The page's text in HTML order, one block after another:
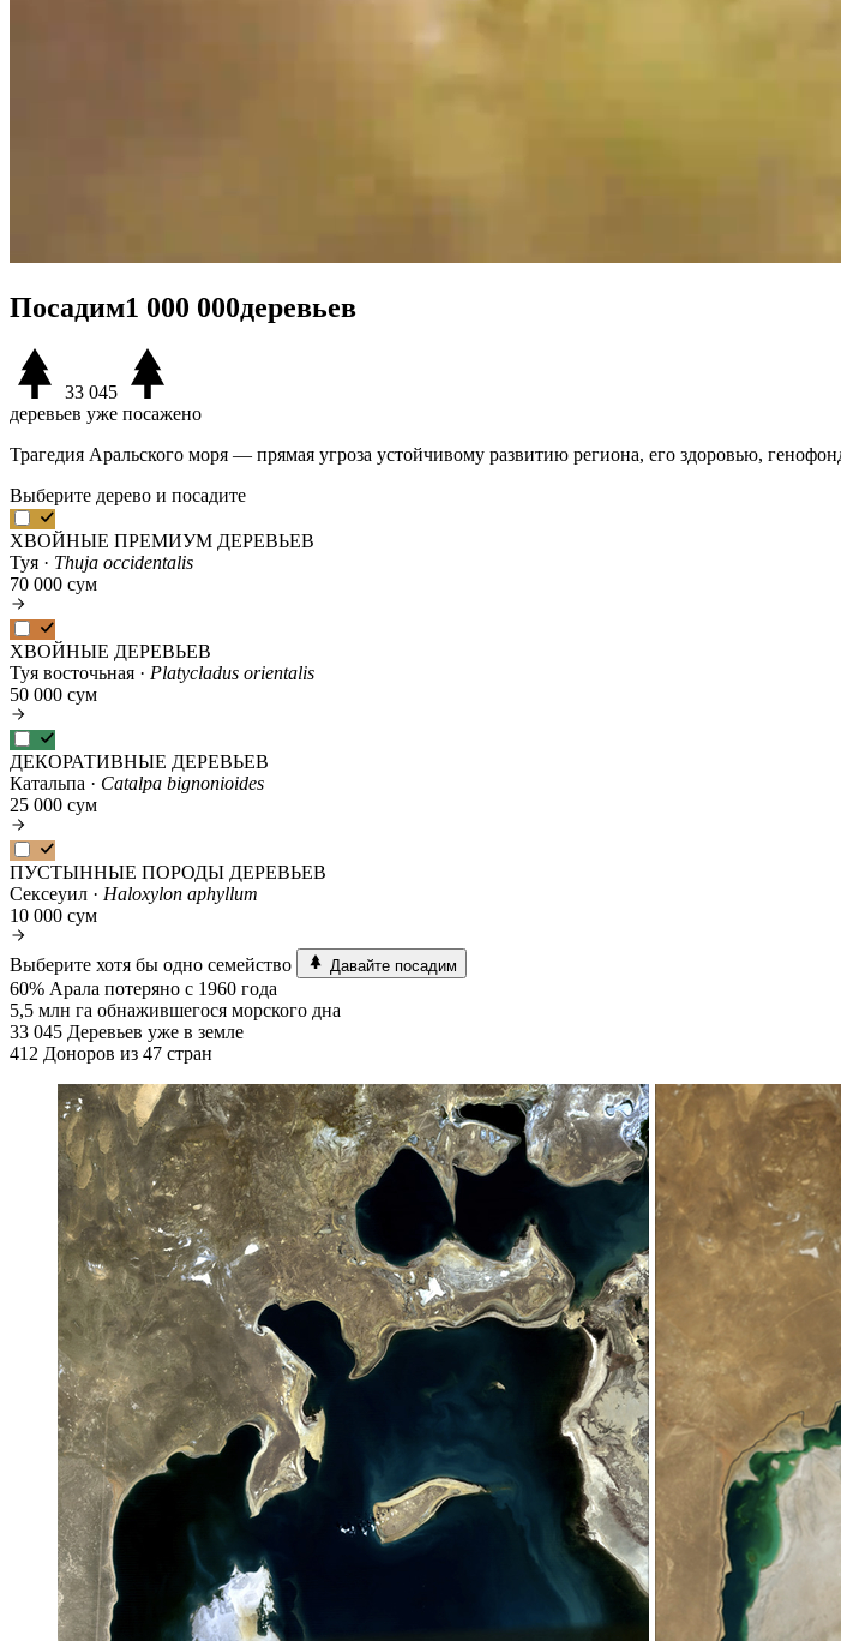
Посадим1 000 000деревьев
33 045
деревьев уже посажено
Трагедия Аральского моря — прямая угроза устойчивому развитию региона, его здоровью,
Выберите дерево и посадите
ХВОЙНЫЕ ПРЕМИУМ ДЕРЕВЬЕВ
Туя · Thuja occidentalis
70 000 сум
ХВОЙНЫЕ ДЕРЕВЬЕВ
Туя восточьная · Platycladus orientalis
50 000 сум
ДЕКОРАТИВНЫЕ ДЕРЕВЬЕВ
Катальпа · Catalpa bignonioides
25 000 сум
ПУСТЫННЫЕ ПОРОДЫ ДЕРЕВЬЕВ
Сексеуил · Haloxylon aphyllum
10 000 сум
Выберите хотя бы одно семейство Давайте посадим
60% Арала потеряно с 1960 года
5,5 млн га обнажившегося морского дна
33 045 Деревьев уже в земле
412 Доноров из 47 стран